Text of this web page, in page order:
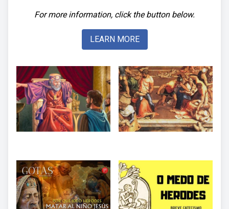
For more information, click the button below.
LEARN MORE